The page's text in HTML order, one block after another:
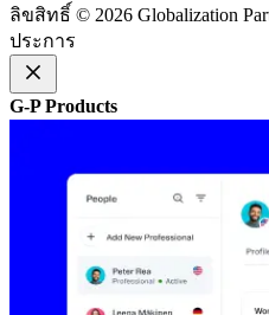
ลิขสิทธิ์ © 2026 Globalization
ประการ​​
G-P Products​​